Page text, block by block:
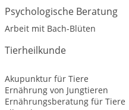
Psychologische Beratung
Arbeit mit Bach-Blüten
Tierheilkunde
Akupunktur für Tiere
Ernährung von Jungtieren
Ernährungsberatung für Tiere